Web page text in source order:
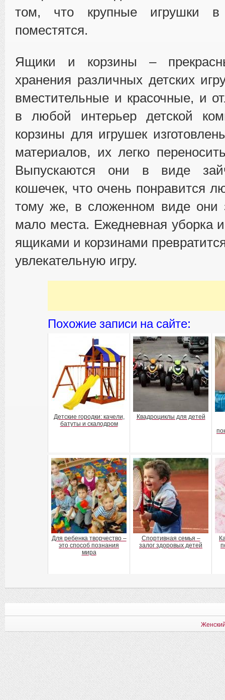
том, что крупные игрушки
поместятся.
Ящики и корзины –
хранения различных детских
вместительные и красочные, и
в любой интерьер детской
корзины для игрушек
материалов, их легко
Выпускаются они в виде
кошечек, что очень понравится
тому же, в сложенном виде они
мало места. Ежедневная уборка
ящиками и корзинами
увлекательную игру.
Похожие записи на сайте:
Детские городки: качели,
батуты и скалодром
Квадроциклы для детей
Для ребенка творчество –
это способ познания
мира
Спортивная семья –
залог здоровых детей